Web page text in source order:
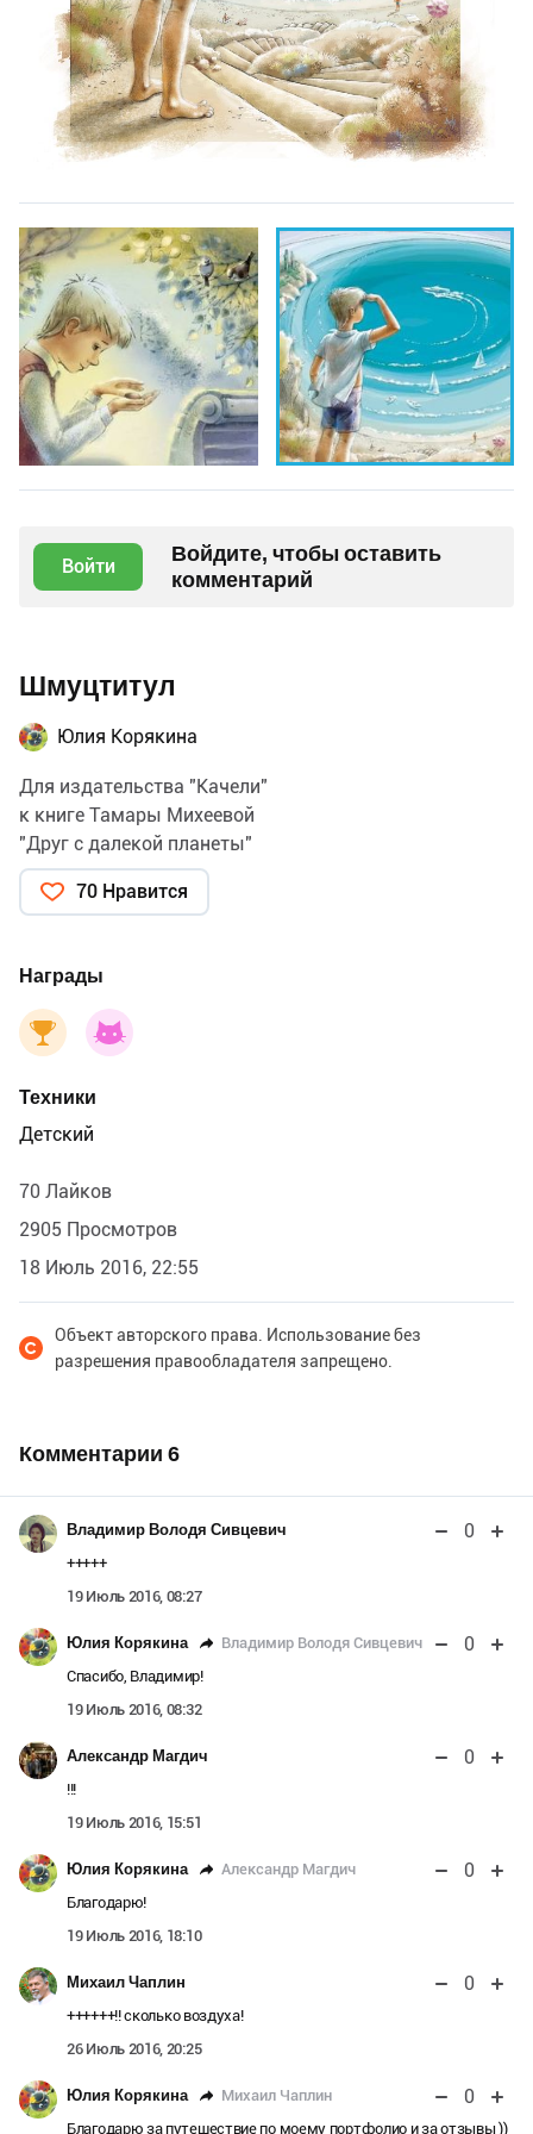
Войти
Войдите, чтобы оставить
комментарий
Шмуцтитул
Юлия Корякина
Для издательства "Качели"
к книге Тамары Михеевой
"Друг с далекой планеты"
70 Нравится
Награды
Техники
Детский
70 Лайков
2905 Просмотров
18 Июль 2016, 22:55
Объект авторского права. Использование без
разрешения правообладателя запрещено.
Комментарии 6
Владимир Володя Сивцевич 0
+++++
19 Июль 2016, 08:27
Юлия Корякина Владимир Володя Сивцевич 0
Спасибо, Владимир!
19 Июль 2016, 08:32
Александр Магдич 0
!!!
19 Июль 2016, 15:51
Юлия Корякина Александр Магдич 0
Благодарю!
19 Июль 2016, 18:10
Михаил Чаплин 0
++++++!! сколько воздуха!
26 Июль 2016, 20:25
Юлия Корякина Михаил Чаплин 0
Благодарю за путешествие по моему портфолио и за отзывы ))